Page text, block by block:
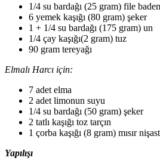
1/4 su bardağı (25 gram) file
6 yemek kaşığı (80 gram) şeker
1 + 1/4 su bardağı (175 gram) un
1/4 çay kaşığı(2 gram) tuz
90 gram tereyağı
Elmalı Harcı için:
7 adet elma
2 adet limonun suyu
1/4 su bardağı (50 gram) şeker
2 tatlı kaşığı toz tarçın
1 çorba kaşığı (8 gram) mısır
Yapılışı